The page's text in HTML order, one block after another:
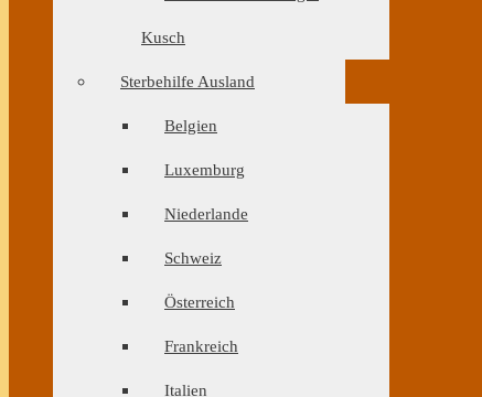
Kusch
Sterbehilfe Ausland
Belgien
Luxemburg
Niederlande
Schweiz
Österreich
Frankreich
Italien